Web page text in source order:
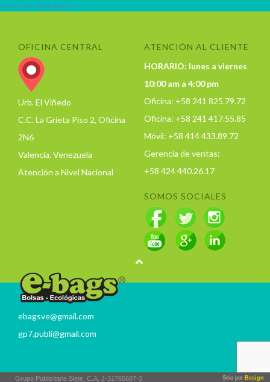
por @ebagsve
OFICINA CENTRAL
Urb. El Viñedo
C.C. La Grieta Piso 2, Oficina
2N6
Valencia. Venezuela
Atención a Nivel Nacional
ATENCIÓN AL CLIENTE
HORARIO: lunes a viernes
10:00 am a 4:00 pm
Oficina: +58 241 825.79.72
Oficina: +58 241 417.55.85
Móvil: +58 414 433.89.72
Gerencia de ventas:
+58 424 440.26.17
SOMOS SOCIALES
ebagsve@gmail.com
gp7.publi@gmail.com
Grupo Publicitario Siete, C.A. J-31765687-3 Sitio por Besign